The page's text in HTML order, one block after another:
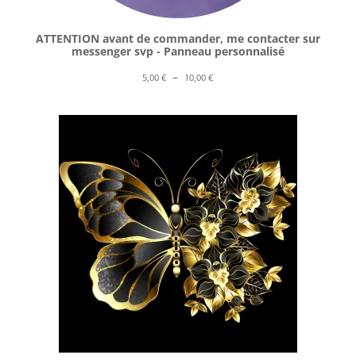
ATTENTION avant de commander, me contacter sur
messenger svp - Panneau personnalisé
5,00€ – 10,00€Plage
prix :
à
10,00 €